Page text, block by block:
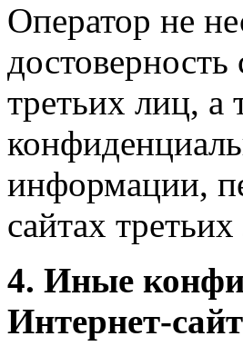
Оператор не
третьих лиц, а
информации,
сайтах
4. Иные
Интернет-